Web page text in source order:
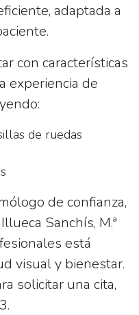
adaptada a
con características
experiencia de
de ruedas
de confianza,
Illueca Sanchís, M.ª
está
visual y bienestar.
solicitar una cita,
.